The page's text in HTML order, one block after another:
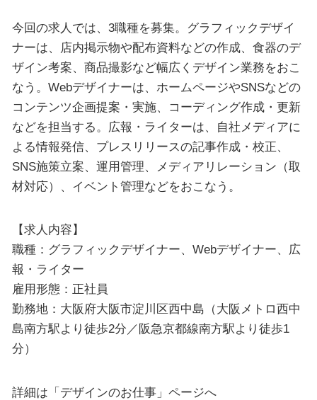
今回の求人では、3職種を募集。グラフィックデザイ
ナーは、店内掲示物や配布資料などの作成、食器のデ
ザイン考案、商品撮影など幅広くデザイン業務をおこ
なう。Webデザイナーは、ホームページやSNSなどの
コンテンツ企画提案・実施、コーディング作成・更新
などを担当する。広報・ライターは、自社メディアに
よる情報発信、プレスリリースの記事作成・校正、
SNS施策立案、運用管理、メディアリレーション（取
材対応）、イベント管理などをおこなう。
【求人内容】
職種：グラフィックデザイナー、Webデザイナー、広
報・ライター
雇用形態：正社員
勤務地：大阪府大阪市淀川区西中島（大阪メトロ西中
島南方駅より徒歩2分／阪急京都線南方駅より徒歩1
分）
詳細は「デザインのお仕事」ページへ